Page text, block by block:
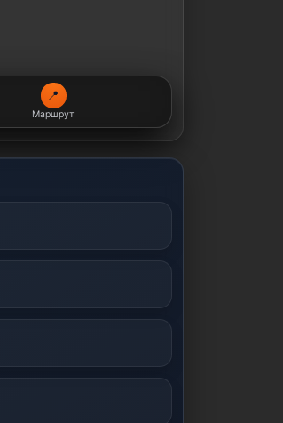
📍
Маршрут